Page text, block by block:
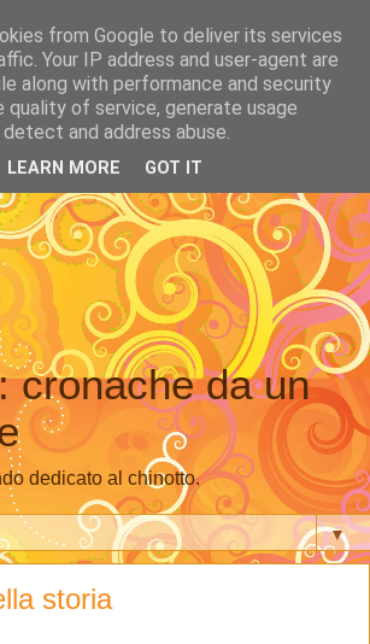
cronache da un
dedicato al chinotto.
▼
storia
from Google to deliver its services
Your IP address and user-agent are
along with performance and security
quality of service, generate usage
and address abuse.
LEARN MORE GOT IT